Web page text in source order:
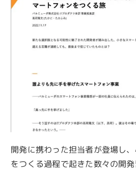
開発に携わった担当者が登場し
をつくる過程で起きた数々の開